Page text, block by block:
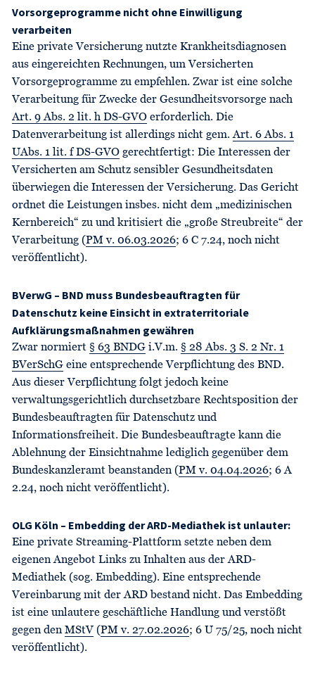
Vorsorgeprogramme nicht ohne Einwilligung
verarbeiten
Eine private Versicherung nutzte Krankheitsdiagnosen
aus eingereichten Rechnungen, um Versicherten
Vorsorgeprogramme zu empfehlen. Zwar ist eine solche
Verarbeitung für Zwecke der Gesundheitsvorsorge nach
Art. 9 Abs. 2 lit. h DS-GVO erforderlich. Die
Datenverarbeitung ist allerdings nicht gem.Art. 6 Abs. 1
UAbs. 1 lit. f DS-GVO gerechtfertigt: Die Interessen der
Versicherten am Schutz sensibler Gesundheitsdaten
überwiegen die Interessen der Versicherung. Das Gericht
ordnet die Leistungen insbes. nicht dem „medizinischen
Kernbereich“ zu und kritisiert die „große Streubreite“ der
Verarbeitung (PM v. 06.03.2026; 6 C 7.24, noch nicht
veröffentlicht).
BVerwG – BND muss Bundesbeauftragten für
Datenschutz keine Einsicht in extraterritoriale
Aufklärungsmaßnahmen gewähren
Zwar normiert § 63 BNDG i.V.m. § 28 Abs. 3 S. 2 Nr. 1
BVerSchG eine entsprechende Verpflichtung des BND.
Aus dieser Verpflichtung folgt jedoch keine
verwaltungsgerichtlich durchsetzbare Rechtsposition der
Bundesbeauftragten für Datenschutz und
Informationsfreiheit. Die Bundesbeauftragte kann die
Ablehnung der Einsichtnahme lediglich gegenüber dem
Bundeskanzleramt beanstanden (PM v. 04.04.2026; 6 A
2.24, noch nicht veröffentlicht).
OLG Köln – Embedding der ARD-Mediathek ist unlauter:
Eine private Streaming-Plattform setzte neben dem
eigenen Angebot Links zu Inhalten aus der ARD-
Mediathek (sog. Embedding). Eine entsprechende
Vereinbarung mit der ARD bestand nicht. Das Embedding
ist eine unlautere geschäftliche Handlung und verstößt
gegen den MStV (PM v. 27.02.2026; 6 U 75/25, noch nicht
veröffentlicht).